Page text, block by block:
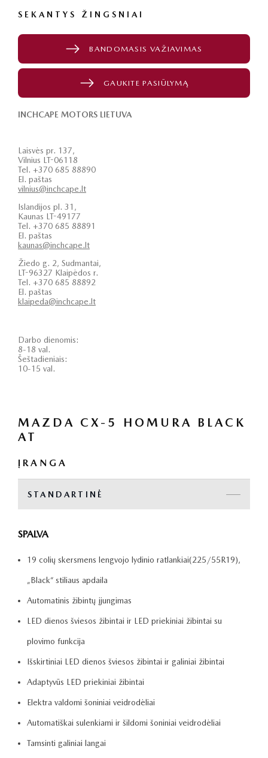
MAZDA CX-5 HOMURA BLACK
AT
ĮRANGA
STANDARTINĖ
SPALVA
19 colių skersmens lengvojo lydinio ratlankiai(225/55R19),
„Black“ stiliaus apdaila
Automatinis žibintų įjungimas
LED dienos šviesos žibintai ir LED priekiniai žibintai su
plovimo funkcija
Išskirtiniai LED dienos šviesos žibintai ir galiniai žibintai
Adaptyvūs LED priekiniai žibintai
Elektra valdomi šoniniai veidrodėliai
Automatiškai sulenkiami ir šildomi šoniniai veidrodėliai
Tamsinti galiniai langai
SEKANTYS ŽINGSNIAI
BANDOMASIS VAŽIAVIMAS
GAUKITE PASIŪLYMĄ
INCHCAPE MOTORS LIETUVA
Laisvės pr. 137,
Vilnius LT-06118
Tel. +370 685 88890
El. paštas
vilnius@inchcape.lt
Islandijos pl. 31,
Kaunas LT-49177
Tel. +370 685 88891
El. paštas
kaunas@inchcape.lt
Žiedo g. 2, Sudmantai,
LT-96327 Klaipėdos r.
Tel. +370 685 88892
El. paštas
klaipeda@inchcape.lt
Darbo dienomis:
8-18 val.
Šeštadieniais:
10-15 val.